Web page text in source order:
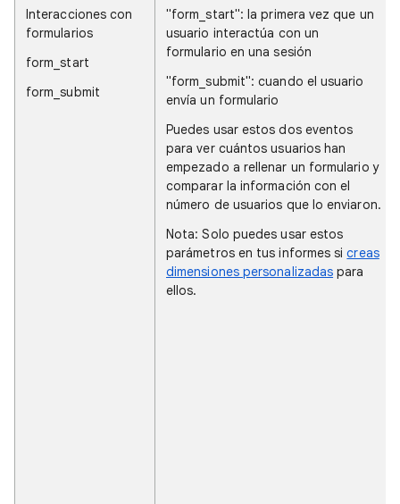
Interacciones con
formularios
form_start
form_submit
"form_start": la primera vez que un
usuario interactúa con un
formulario en una sesión
"form_submit": cuando el usuario
envía un formulario
Puedes usar estos dos eventos
para ver cuántos usuarios han
empezado a rellenar un formulario y
comparar la información con el
número de usuarios que lo enviaron.
Nota: Solo puedes usar estos
parámetros en tus informes sicreas
dimensiones personalizadas para
ellos.